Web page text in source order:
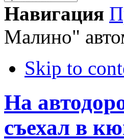
Навигация
Малино"
Skip to
На
съехал в